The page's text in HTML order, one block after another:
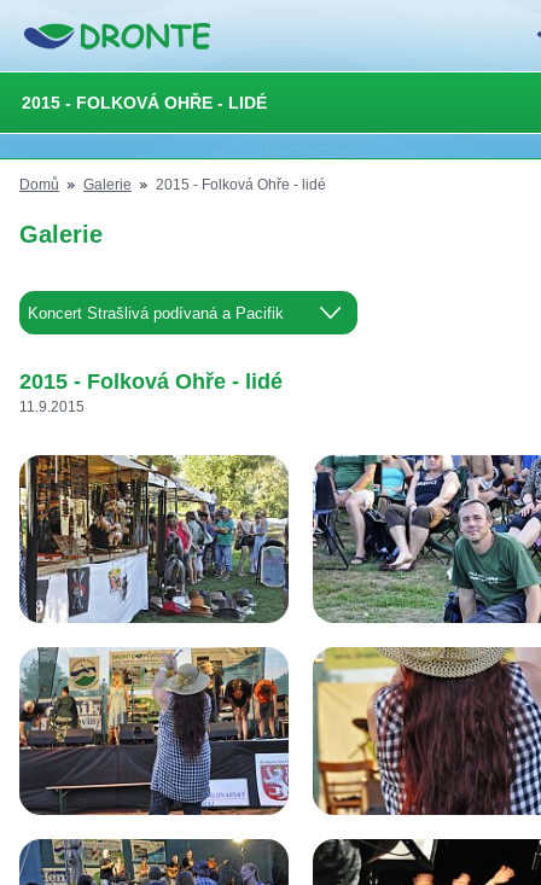
2015 - FOLKOVÁ OHŘE - LIDÉ
Domů Galerie 2015 - Folková Ohře - lidé
Galerie
2015 - Folková Ohře - lidé
11.9.2015